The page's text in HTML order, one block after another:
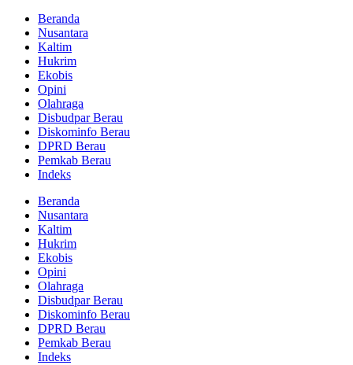
Beranda
Nusantara
Kaltim
Hukrim
Ekobis
Opini
Olahraga
Disbudpar Berau
Diskominfo Berau
DPRD Berau
Pemkab Berau
Indeks
Beranda
Nusantara
Kaltim
Hukrim
Ekobis
Opini
Olahraga
Disbudpar Berau
Diskominfo Berau
DPRD Berau
Pemkab Berau
Indeks